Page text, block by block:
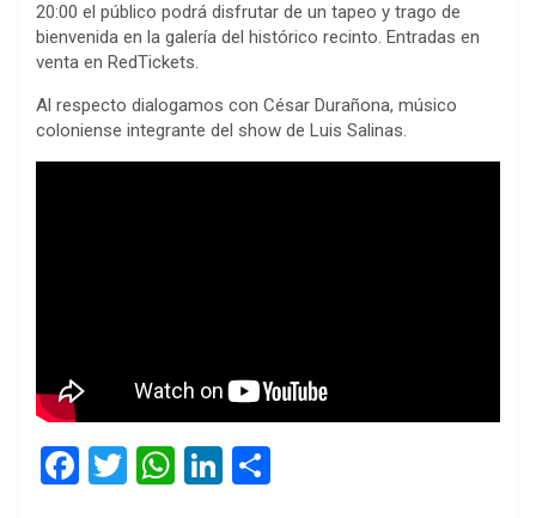
20:00 el público podrá disfrutar de un tapeo y trago de
bienvenida en la galería del histórico recinto. Entradas en
venta en RedTickets.
Al respecto dialogamos con César Durañona, músico
coloniense integrante del show de Luis Salinas.
F
T
W
Li